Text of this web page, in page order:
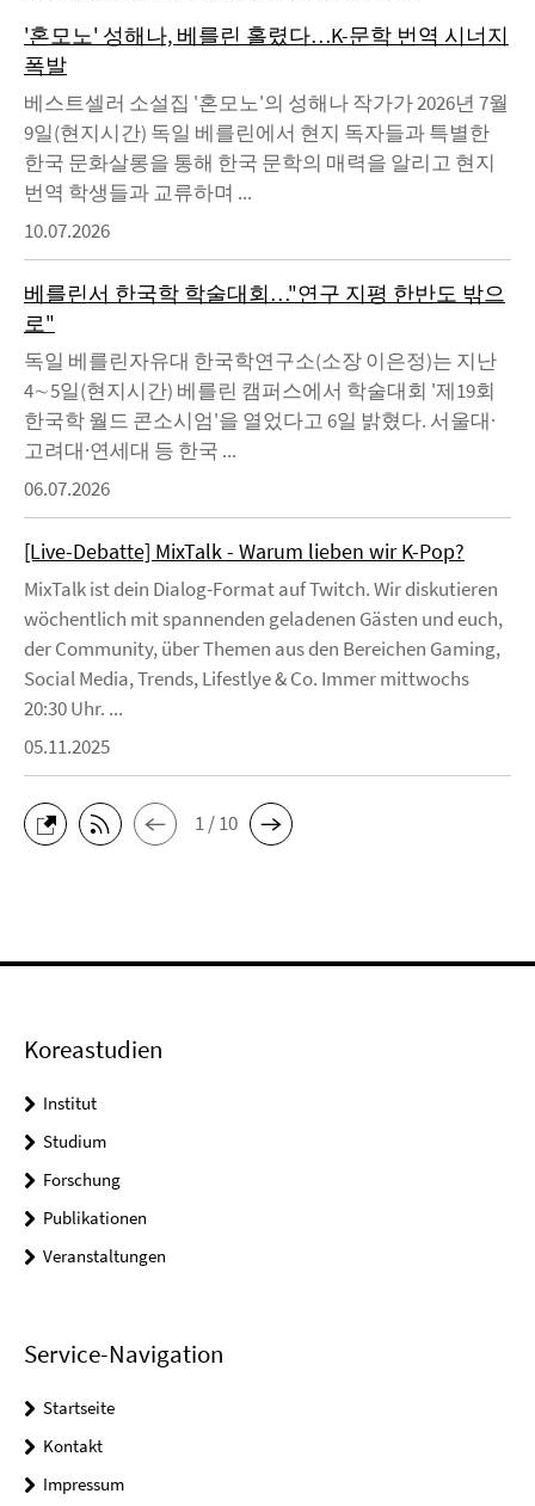
'혼모노' 성해나, 베를린 홀렸다…K-문학 번역 시너지
폭발
베스트셀러 소설집 '혼모노'의 성해나 작가가 2026년 7월
9일(현지시간) 독일 베를린에서 현지 독자들과 특별한
한국 문화살롱을 통해 한국 문학의 매력을 알리고 현지
번역 학생들과 교류하며 ...
10.07.2026
베를린서 한국학 학술대회…"연구 지평 한반도 밖으
로"
독일 베를린자유대 한국학연구소(소장 이은정)는 지난
4∼5일(현지시간) 베를린 캠퍼스에서 학술대회 '제19회
한국학 월드 콘소시엄'을 열었다고 6일 밝혔다. 서울대·
고려대·연세대 등 한국 ...
06.07.2026
[Live-Debatte] MixTalk - Warum lieben wir K-Pop?
MixTalk ist dein Dialog-Format auf Twitch. Wir diskutieren
wöchentlich mit spannenden geladenen Gästen und euch,
der Community, über Themen aus den Bereichen Gaming,
Social Media, Trends, Lifestlye & Co. Immer mittwochs
20:30 Uhr. ...
05.11.2025
1 / 10
Koreastudien
Institut
Studium
Forschung
Publikationen
Veranstaltungen
Service-Navigation
Startseite
Kontakt
Impressum